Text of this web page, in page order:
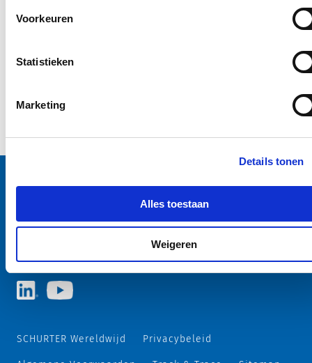
Privacybeleid.
Voorkeuren
Statistieken
Marketing
Details tonen
Alles toestaan
Weigeren
Selecteer uw SCHURTER website en taal
SCHURTER Wereldwijd Privacybeleid